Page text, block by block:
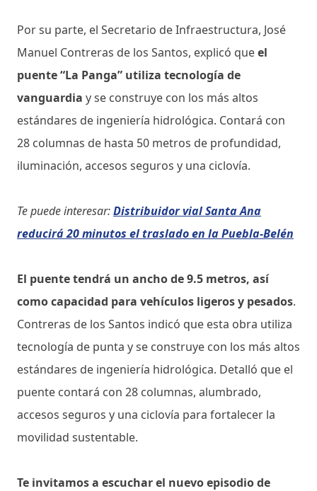
Por su parte, el Secretario de Infraestructura, José
Manuel Contreras de los Santos, explicó queel
puente “La Panga” utiliza tecnología de
vanguardia y se construye con los más altos
estándares de ingeniería hidrológica. Contará con
28 columnas de hasta 50 metros de profundidad,
iluminación, accesos seguros y una ciclovía.
Te puede interesar:Distribuidor vial Santa Ana
reducirá 20 minutos el traslado en la Puebla-Belén
El puente tendrá un ancho de 9.5 metros, así
como capacidad para vehículos ligeros y pesados.
Contreras de los Santos indicó que esta obra utiliza
tecnología de punta y se construye con los más altos
estándares de ingeniería hidrológica. Detalló que el
puente contará con 28 columnas, alumbrado,
accesos seguros y una ciclovía para fortalecer la
movilidad sustentable.
Te invitamos a escuchar el nuevo episodio de